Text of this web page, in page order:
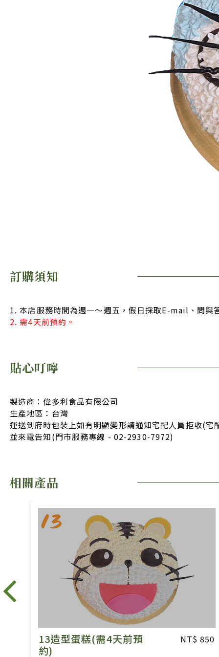
訂購須知
1. 本店服務時間為週一～週五，假日採取E-mail、問與
2. 需4天前預約。
貼心叮嚀
製造商：偉多利食品有限公司
生產地區：台灣
運送到府時包裝上如有明顯變形請通知宅配人員拒收(宅
並來電告知(門市服務專線 - 02-2930-7972)
相關產品
13造型蛋糕(需4天前預
約)
850